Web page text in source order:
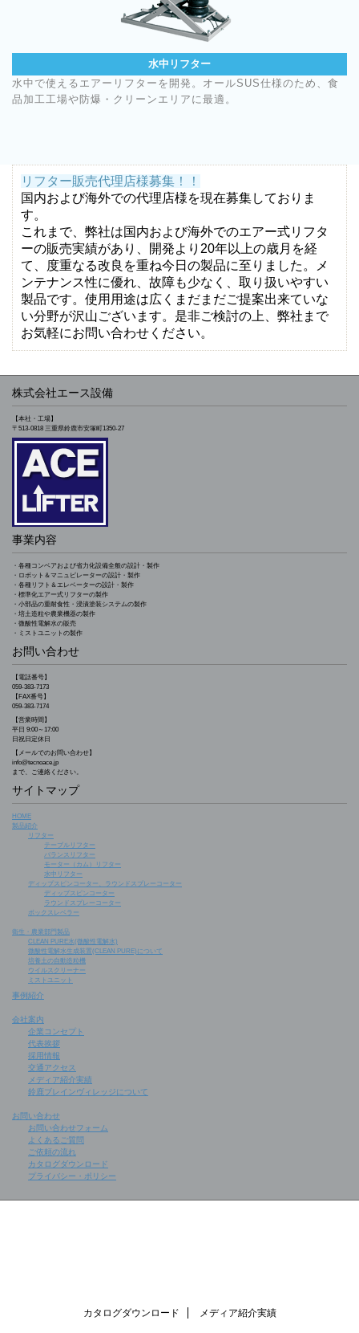
水中リフター
水中で使えるエアーリフターを開発。オールSUS仕様のため、食
品加工工場や防爆・クリーンエリアに最適。
リフター販売代理店様募集！！
国内および海外での代理店様を現在募集しておりま
す。
これまで、弊社は国内および海外でのエアー式リフタ
ーの販売実績があり、開発より20年以上の歳月を経
て、度重なる改良を重ね今日の製品に至りました。メ
ンテナンス性に優れ、故障も少なく、取り扱いやすい
製品です。使用用途は広くまだまだご提案出来ていな
い分野が沢山ございます。是非ご検討の上、弊社まで
お気軽にお問い合わせください。
株式会社エース設備
【本社・工場】
〒513-0818 三重県鈴鹿市安塚町1350-27
事業内容
・各種コンベアおよび省力化設備全般の設計・製作
・ロボット＆マニュピレーターの設計・製作
・各種リフト＆エレベーターの設計・製作
・標準化エアー式リフターの製作
・小部品の重耐食性・浸漬塗装システムの製作
・培土造粒や農業機器の製作
・微酸性電解水の販売
・ミストユニットの製作
お問い合わせ
【電話番号】
059-383-7173
【FAX番号】
059-383-7174
【営業時間】
平日 9:00～17:00
日祝日定休日
【メールでのお問い合わせ】
info@tecnoace.jp
まで、ご連絡ください。
サイトマップ
HOME
製品紹介
リフター
テーブルリフター
バランスリフター
モーター（カム）リフター
水中リフター
ディップスピンコーター、ラウンドスプレーコーター
ディップスピンコーター
ラウンドスプレーコーター
ボックスレベラー
衛生・農業部門製品
CLEAN PURE水(微酸性電解水)
微酸性電解水生成装置(CLEAN PURE)について
培養土の自動造粒機
ウイルスクリーナー
ミストユニット
事例紹介
会社案内
企業コンセプト
代表挨拶
採用情報
交通アクセス
メディア紹介実績
鈴鹿ブレインヴィレッジについて
お問い合わせ
お問い合わせフォーム
よくあるご質問
ご依頼の流れ
カタログダウンロード
プライバシー・ポリシー
カタログダウンロード メディア紹介実績